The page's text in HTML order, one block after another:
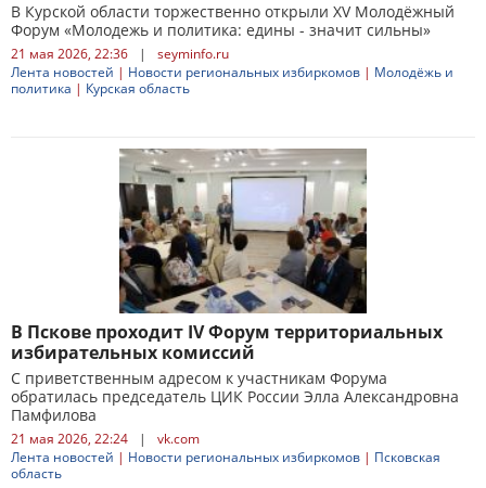
В Курской области торжественно открыли XV Молодёжный
Форум «Молодежь и политика: едины - значит сильны»
21 мая 2026, 22:36 |
seyminfo.ru
Лента новостей | Новости региональных избиркомов | Молодёжь и
политика | Курская область
В Пскове проходит IV Форум территориальных
избирательных комиссий
С приветственным адресом к участникам Форума
обратилась председатель ЦИК России Элла Александровна
Памфилова
21 мая 2026, 22:24 |
vk.com
Лента новостей | Новости региональных избиркомов | Псковская
область